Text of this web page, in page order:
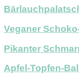
Veganer
Pikanter
Apfel-Topfen-